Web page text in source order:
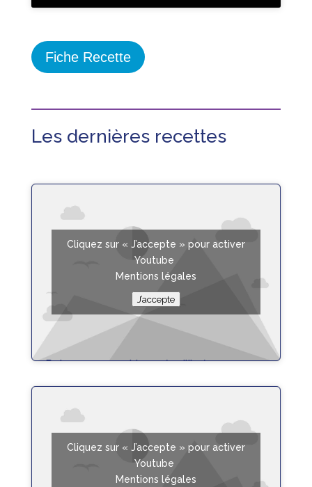
Fiche Recette
Les dernières recettes
Poisson sauce chien – équilibrée
Cliquez sur « J’accepte » pour activer
Youtube
Mentions légales
J’accepte
Cliquez sur « J’accepte » pour activer
Youtube
Mentions légales